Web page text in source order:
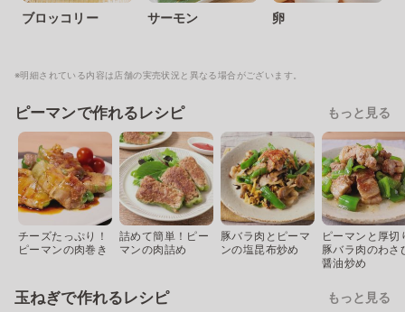
ブロッコリー サーモン 卵
※明細されている内容は店舗の実売状況と異なる場合がございます。
ピーマンで作れるレシピ もっと見る
チーズたっぷり！
ピーマンの肉巻き
詰めて簡単！ピー
マンの肉詰め
豚バラ肉とピーマ
ンの塩昆布炒め
ピーマンと厚切
豚バラ肉のわさ
醤油炒め
玉ねぎで作れるレシピ もっと見る